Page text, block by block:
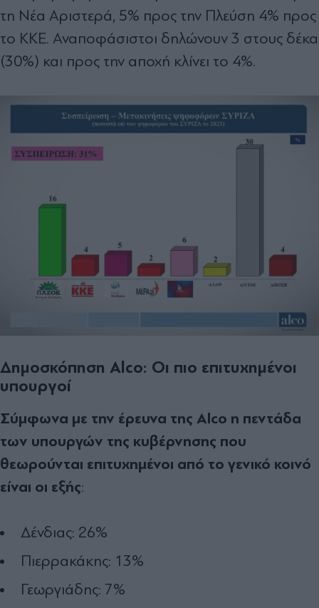
τη Νέα Αριστερά, 5% προς την Πλεύση 4% προς
το ΚΚΕ. Αναποφάσιστοι δηλώνουν 3 στους δέκα
(30%) και προς την αποχή κλίνει το 4%.
Δημοσκόπηση Alco: Οι πιο επιτυχημένοι
υπουργοί
Σύμφωνα με την έρευνα της Alco η πεντάδα
των υπουργών της κυβέρνησης που
θεωρούνται επιτυχημένοι από το γενικό κοινό
είναι οι εξής:
Δένδιας: 26%
Πιερρακάκης: 13%
Γεωργιάδης: 7%